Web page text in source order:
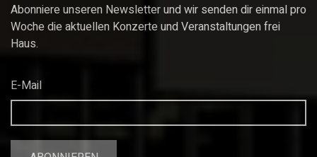
Abonniere unseren Newsletter und wir senden dir einmal pro
Woche die aktuellen Konzerte und Veranstaltungen frei
Haus.
E-Mail